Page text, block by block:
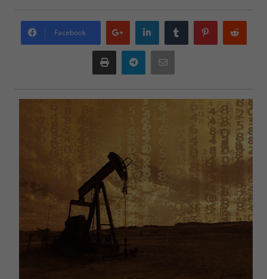
Facebook
Google
plus
LinkedIn Tumblr Pinterest
Print Telegram